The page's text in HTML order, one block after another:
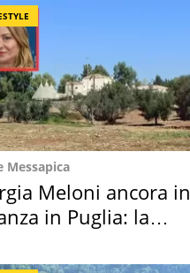
Messapica
Meloni ancora in
in Puglia: la